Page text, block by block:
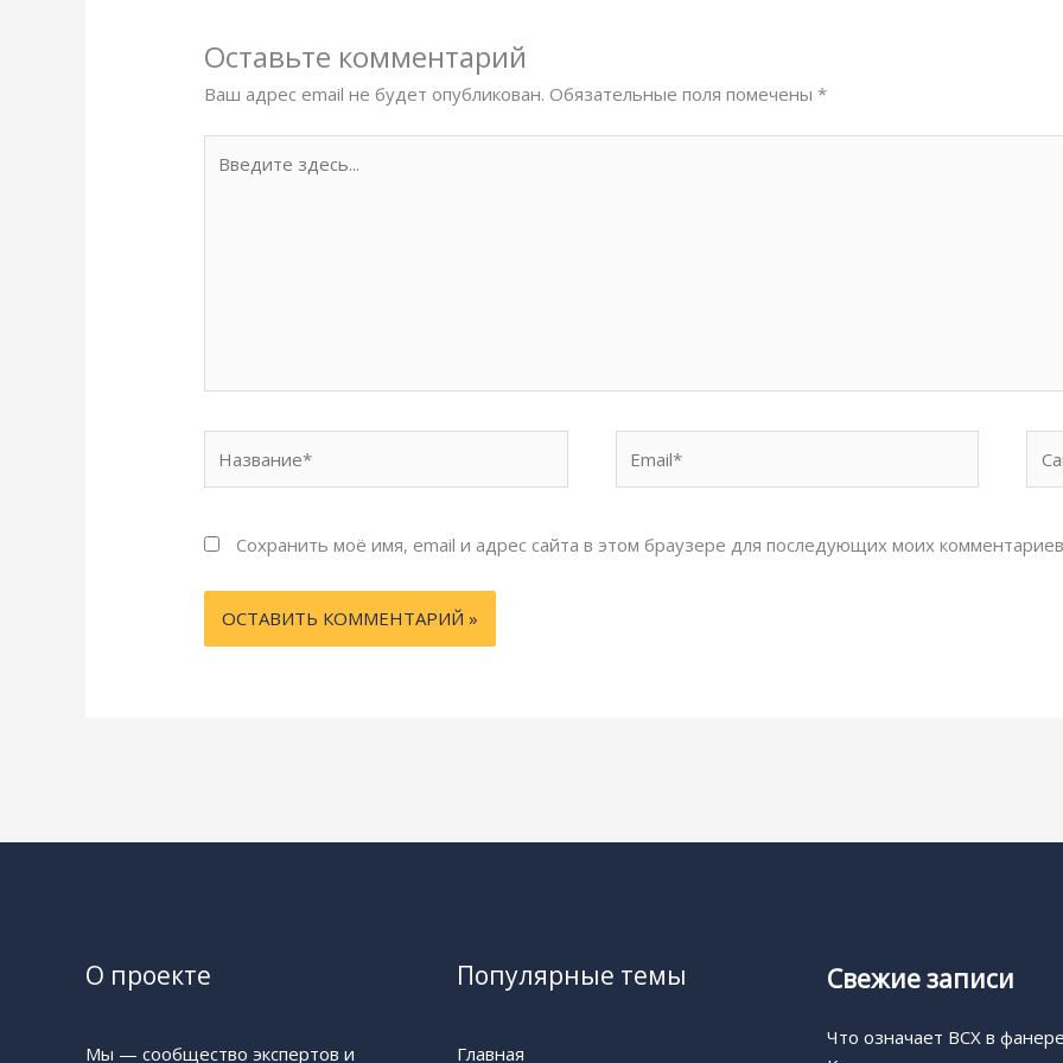
Оставьте комментарий
Ваш адрес email не будет опубликован. Обязательные поля помечены*
здесь...
Сохранить моё имя, email и адрес сайта в этом браузере для последующих моих
О проекте
Мы — сообщество экспертов и
Популярные темы
Главная
Свежие записи
Что означает BCX в